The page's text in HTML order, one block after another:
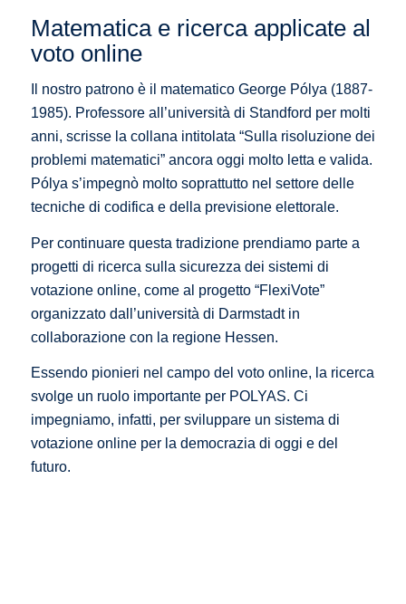
Matematica e ricerca applicate al
voto online
Il nostro patrono è il matematico George Pólya (1887-
1985). Professore all’università di Standford per molti
anni, scrisse la collana intitolata “Sulla risoluzione dei
problemi matematici” ancora oggi molto letta e valida.
Pólya s’impegnò molto soprattutto nel settore delle
tecniche di codifica e della previsione elettorale.
Per continuare questa tradizione prendiamo parte a
progetti di ricerca sulla sicurezza dei sistemi di
votazione online, come al progetto “FlexiVote”
organizzato dall’università di Darmstadt in
collaborazione con la regione Hessen.
Essendo pionieri nel campo del voto online, la ricerca
svolge un ruolo importante per POLYAS. Ci
impegniamo, infatti, per sviluppare un sistema di
votazione online per la democrazia di oggi e del
futuro.